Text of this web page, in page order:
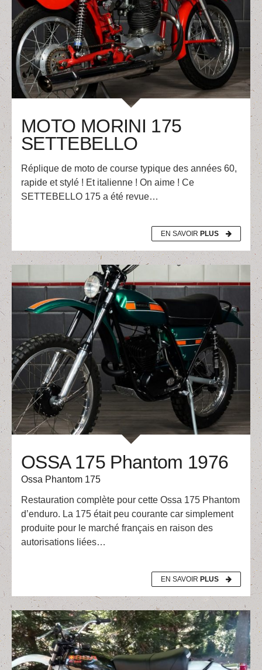
MOTO MORINI 175
SETTEBELLO
Réplique de moto de course typique des années 60,
rapide et stylé ! Et italienne ! On aime ! Ce
SETTEBELLO 175 a été revue…
EN SAVOIR PLUS
OSSA 175 Phantom 1976
Ossa Phantom 175
Restauration complète pour cette Ossa 175 Phantom
d’enduro. La 175 était peu courante car simplement
produite pour le marché français en raison des
autorisations liées…
EN SAVOIR PLUS